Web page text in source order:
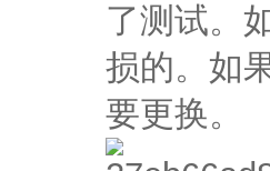
了测试。
损的。如
要更换。